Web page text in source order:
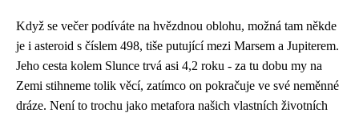
Když se večer podíváte na hvězdnou oblohu, možná tam někde
je i asteroid s číslem 498, tiše putující mezi Marsem a Jupiterem.
Jeho cesta kolem Slunce trvá asi 4,2 roku - za tu dobu my na
Zemi stihneme tolik věcí, zatímco on pokračuje ve své neměnné
dráze. Není to trochu jako metafora našich vlastních životních